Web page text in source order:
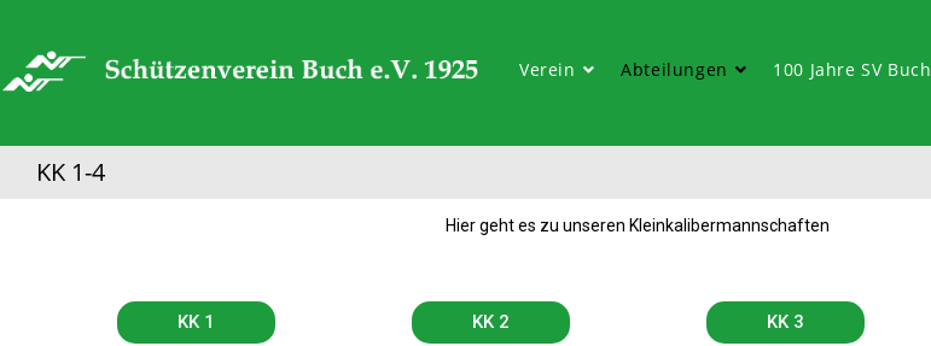
Verein Abteilungen 100 Jahre SV Buch
KK 1-4
Hier geht es zu unseren Kleinkalibermannschaften
KK 1 KK 2 KK 3